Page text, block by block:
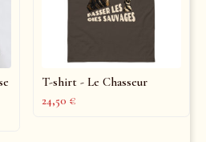
T-shirt - Le Chasseur
24,50 €